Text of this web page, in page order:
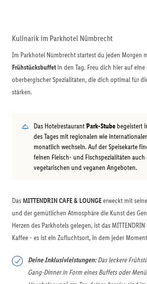
Kulinarik im Parkhotel Nümbrecht
Im Parkhotel Nümbrecht startest du jeden Morgen
Frühstücksbuffetin den Tag. Freu dich hier auf
oberbergischer Spezialitäten, die dich optimal für
stärken.
Das HotelrestaurantPark-Stube begeistert
des Tages mit regionalen wie
monatlich wechseln. Auf der Speisekarte
feinen Fleisch- und Fischspezialitäten auch
vegetarischen und veganen Angeboten.
DasMITTENDRIN CAFE & LOUNGEerweckt mit
und der gemütlichen Atmosphäre die Kunst des
Herzen des Parkhotels gelegen, ist das
Kaffee - es ist ein Zufluchtsort, in dem jeder
Deine Inklusivleistungen:Das leckere
Gang-Dinner in Form eines Buffets oder